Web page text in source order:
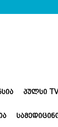
ᲞᲣᲚᲡᲘ TV